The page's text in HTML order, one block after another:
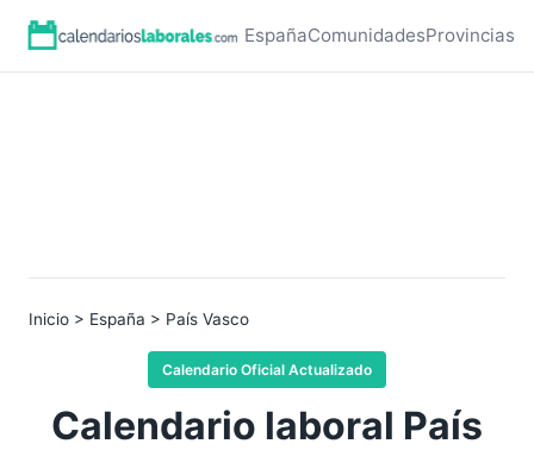
EspañaComunidadesProvincias
Inicio > España > País Vasco
Calendario Oficial Actualizado
Calendario laboral País